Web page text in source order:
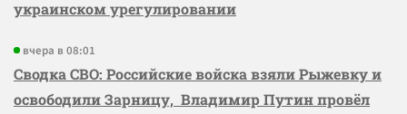
украинском урегулировании
вчера в 08:01
Сводка СВО: Российские войска взяли Рыжевку и
освободили Зарницу, Владимир Путин провёл